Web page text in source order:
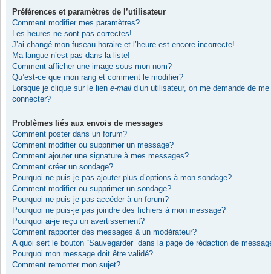
Préférences et paramètres de l’utilisateur
Comment modifier mes paramètres?
Les heures ne sont pas correctes!
J’ai changé mon fuseau horaire et l’heure est encore incorrecte!
Ma langue n’est pas dans la liste!
Comment afficher une image sous mon nom?
Qu’est-ce que mon rang et comment le modifier?
Lorsque je clique sur le lien e-mail d’un utilisateur, on me demande de me
connecter?
Problèmes liés aux envois de messages
Comment poster dans un forum?
Comment modifier ou supprimer un message?
Comment ajouter une signature à mes messages?
Comment créer un sondage?
Pourquoi ne puis-je pas ajouter plus d’options à mon sondage?
Comment modifier ou supprimer un sondage?
Pourquoi ne puis-je pas accéder à un forum?
Pourquoi ne puis-je pas joindre des fichiers à mon message?
Pourquoi ai-je reçu un avertissement?
Comment rapporter des messages à un modérateur?
A quoi sert le bouton “Sauvegarder” dans la page de rédaction de
Pourquoi mon message doit être validé?
Comment remonter mon sujet?